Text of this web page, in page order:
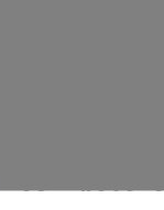
pour